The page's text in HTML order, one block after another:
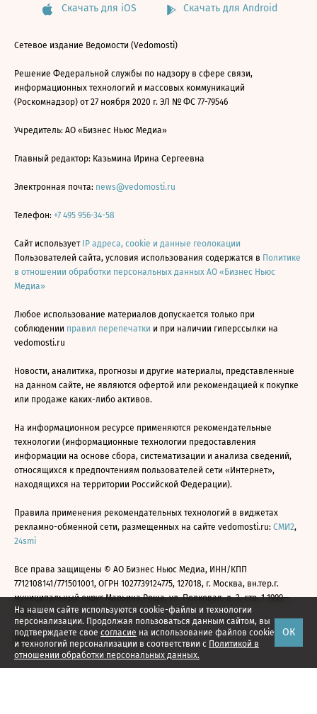
На нашем сайте используются cookie-файлы и технологии
персонализации. Продолжая пользоваться данным сайтом, вы
подтверждаете свое согласие на использование файлов cookie
и технологий персонализации в соответствии с Политикой в
отношении обработки персональных данных.
ОК
Скачать для iOS Скачать для Android
Сетевое издание Ведомости (Vedomosti)
Решение Федеральной службы по надзору в сфере связи,
информационных технологий и массовых коммуникаций
(Роскомнадзор) от 27 ноября 2020 г. ЭЛ № ФС 77-79546
Учредитель: АО «Бизнес Ньюс Медиа»
Главный редактор: Казьмина Ирина Сергеевна
Электронная почта: news@vedomosti.ru
Телефон: +7 495 956-34-58
Сайт использует IP адреса, cookie и данные геолокации
Пользователей сайта, условия использования содержатся в Политике
в отношении обработки персональных данных АО «Бизнес Ньюс
Медиа»
Любое использование материалов допускается только при
соблюдении правил перепечатки и при наличии гиперссылки на
vedomosti.ru
Новости, аналитика, прогнозы и другие материалы, представленные
на данном сайте, не являются офертой или рекомендацией к покупке
или продаже каких-либо активов.
На информационном ресурсе применяются рекомендательные
технологии (информационные технологии предоставления
информации на основе сбора, систематизации и анализа сведений,
относящихся к предпочтениям пользователей сети «Интернет»,
находящихся на территории Российской Федерации).
Правила применения рекомендательных технологий в виджетах
рекламно-обменной сети, размещенных на сайте vedomosti.ru: СМИ2,
24smi
Все права защищены © АО Бизнес Ньюс Медиа, ИНН/КПП
7712108141/771501001, ОГРН 1027739124775, 127018, г. Москва, вн.тер.г.
муниципальный округ Марьина Роща, ул. Полковая, д. 3, стр. 1 1999—
2026